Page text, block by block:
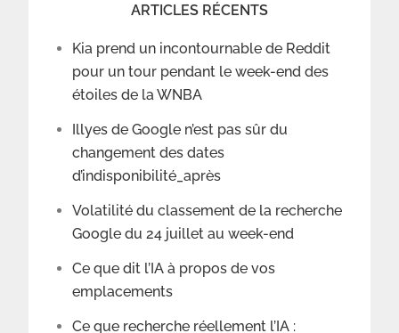
ARTICLES RÉCENTS
Kia prend un incontournable de Reddit
pour un tour pendant le week-end des
étoiles de la WNBA
Illyes de Google n’est pas sûr du
changement des dates
d’indisponibilité_après
Volatilité du classement de la recherche
Google du 24 juillet au week-end
Ce que dit l’IA à propos de vos
emplacements
Ce que recherche réellement l’IA :